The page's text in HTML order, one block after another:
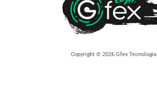
Copyright © 2026 Gfex Tecnologia